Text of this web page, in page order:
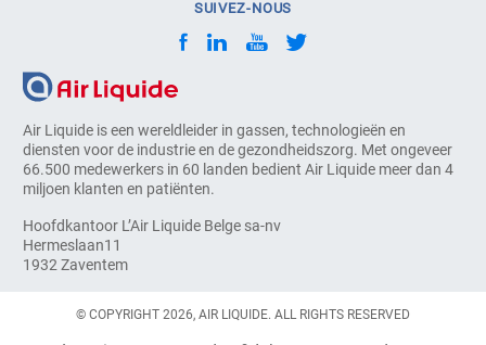
Air Liquide is een wereldleider in gassen, technologieën en
diensten voor de industrie en de gezondheidszorg. Met ongeveer
66.500 medewerkers in 60 landen bedient Air Liquide meer dan 4
miljoen klanten en patiënten.
Hoofdkantoor L’Air Liquide Belge sa-nv
Hermeslaan11
1932 Zaventem
SUIVEZ-NOUS
© COPYRIGHT 2026, AIR LIQUIDE. ALL RIGHTS RESERVED